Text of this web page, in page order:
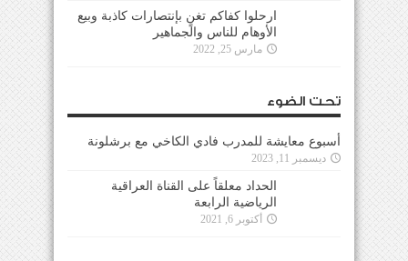
ارحلوا كفاكم تغنٍ بإنتصارات كاذبة وبيع
الأوهام للناس والجماهير
مارس 25, 2022
تحت الضوء
أسبوع معايشة للمدرب فادي الكاخي مع برشلونة
ديسمبر 11, 2023
الحداد معلقاً على القناة العراقية
الرياضية الرابعة
أكتوبر 6, 2021